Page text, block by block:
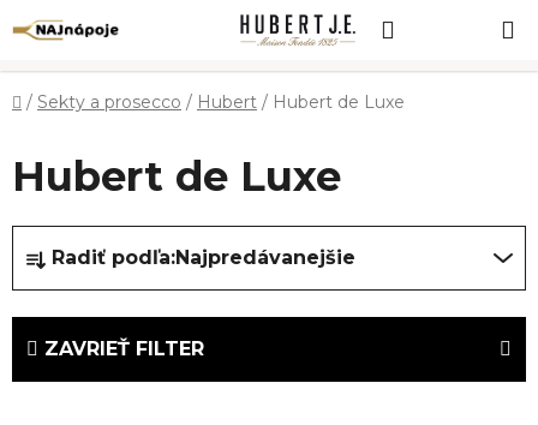
na
KOŠÍK
Domov
/ Sekty a prosecco / Hubert / Hubert de Luxe
Hubert de Luxe
a
d
e
n
Radiť podľa:Najpredávanejšie
ZAVRIEŤ FILTER